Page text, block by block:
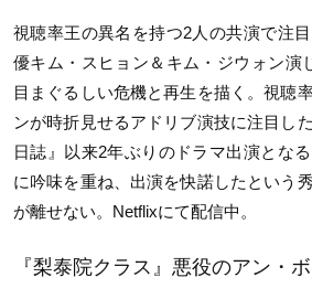
視聴率王の異名を持つ2人の共演で注
優キム・スヒョン＆キム・ジウォン演
目まぐるしい危機と再生を描く。視聴
ンが時折見せるアドリブ演技に注目し
日誌』以来2年ぶりのドラマ出演とな
に吟味を重ね、出演を快諾したという
が離せない。Netflixにて配信中。
『梨泰院クラス』悪役のアン・